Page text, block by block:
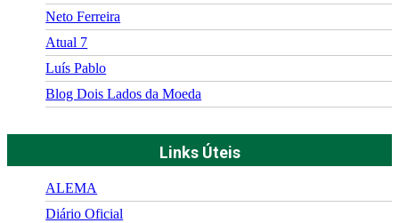
Neto Ferreira
Atual 7
Luís Pablo
Blog Dois Lados da Moeda
Links Úteis
ALEMA
Diário Oficial